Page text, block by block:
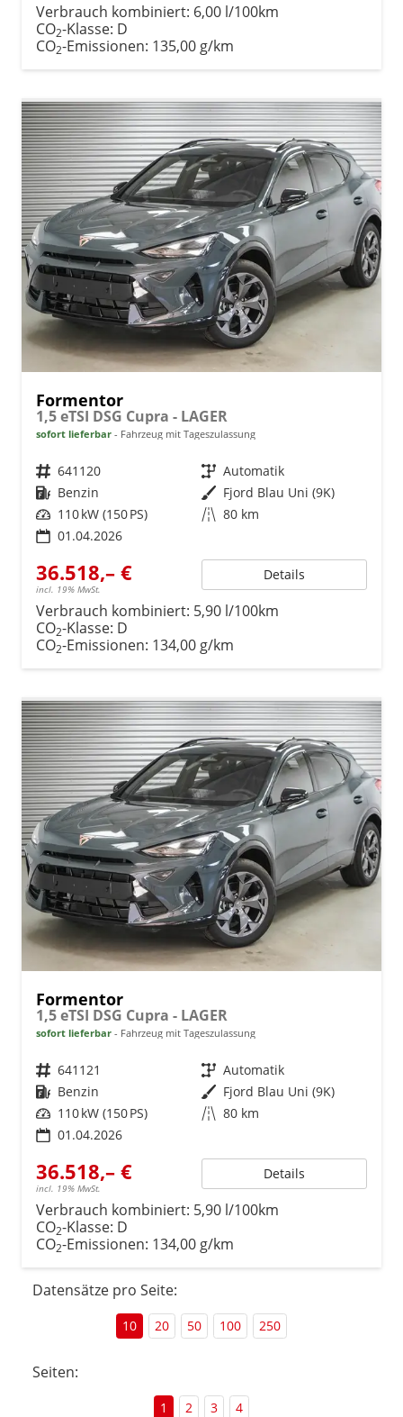
Verbrauch kombiniert: 6,00 l/100km
CO2-Klasse: D
CO2-Emissionen: 135,00 g/km
Formentor
1,5 eTSI DSG Cupra - LAGER
sofort lieferbar Fahrzeug mit Tageszulassung
Fahrzeugnr. 641120 Getriebe Automatik
Kraftstoff Benzin Außenfarbe Fjord Blau Uni (9K)
Leistung 110 kW (150 PS) Kilometerstand 80 km
01.04.2026
36.518,– €
incl. 19% MwSt.
Details
Verbrauch kombiniert: 5,90 l/100km
CO2-Klasse: D
CO2-Emissionen: 134,00 g/km
Formentor
1,5 eTSI DSG Cupra - LAGER
sofort lieferbar Fahrzeug mit Tageszulassung
Fahrzeugnr. 641121 Getriebe Automatik
Kraftstoff Benzin Außenfarbe Fjord Blau Uni (9K)
Leistung 110 kW (150 PS) Kilometerstand 80 km
01.04.2026
36.518,– €
incl. 19% MwSt.
Details
Verbrauch kombiniert: 5,90 l/100km
CO2-Klasse: D
CO2-Emissionen: 134,00 g/km
Datensätze pro Seite:
10 20 50 100 250
Seiten:
1 2 3 4